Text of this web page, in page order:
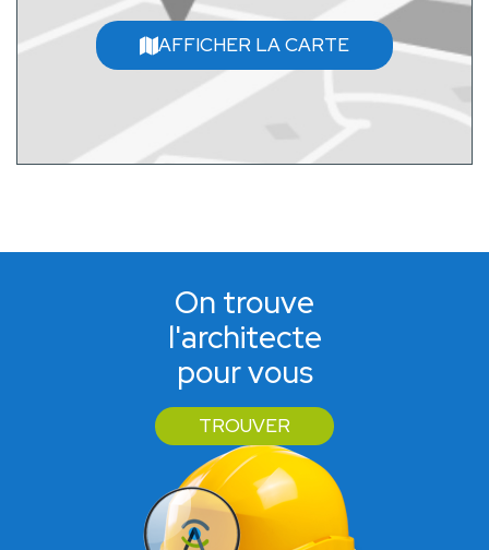
AFFICHER LA CARTE
On trouve
l'architecte
pour vous
TROUVER